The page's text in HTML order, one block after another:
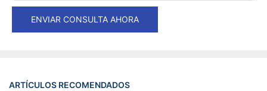
ENVIAR CONSULTA AHORA
ARTÍCULOS RECOMENDADOS